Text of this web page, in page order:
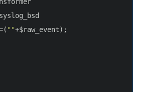
""+$raw_event);